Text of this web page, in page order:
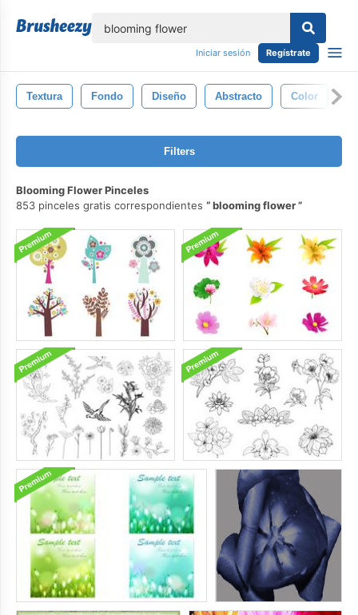
Iniciar sesión Regístrate
Textura Fondo Diseño Abstracto Color
Filters
Blooming Flower Pinceles
853 pinceles gratis correspondientes
blooming flower